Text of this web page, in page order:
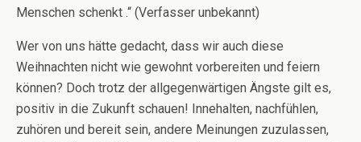
Menschen schenkt .“ (Verfasser unbekannt)
Wer von uns hätte gedacht, dass wir auch diese
Weihnachten nicht wie gewohnt vorbereiten und feiern
können? Doch trotz der allgegenwärtigen Ängste gilt es,
positiv in die Zukunft schauen! Innehalten, nachfühlen,
zuhören und bereit sein, andere Meinungen zuzulassen,